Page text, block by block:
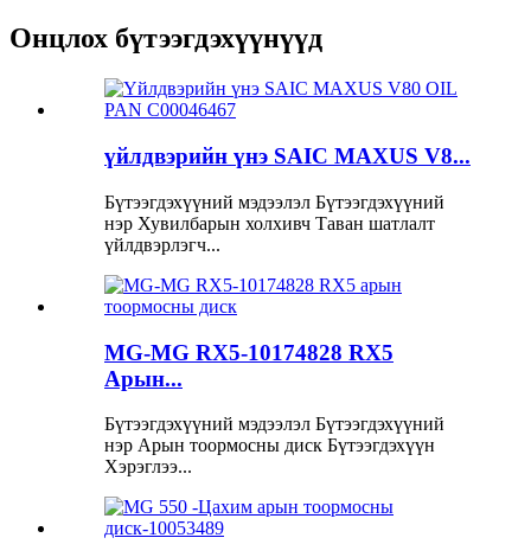
Онцлох бүтээгдэхүүнүүд
үйлдвэрийн үнэ SAIC MAXUS V8...
Бүтээгдэхүүний мэдээлэл Бүтээгдэхүүний
нэр Хувилбарын холхивч Таван шатлалт
үйлдвэрлэгч...
MG-MG RX5-10174828 RX5
Арын...
Бүтээгдэхүүний мэдээлэл Бүтээгдэхүүний
нэр Арын тоормосны диск Бүтээгдэхүүн
Хэрэглээ...